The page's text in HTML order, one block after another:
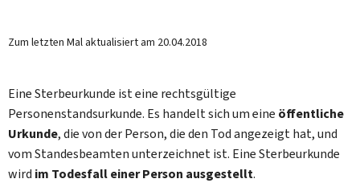
Zum letzten Mal aktualisiert am 20.04.2018
Eine Sterbeurkunde ist eine rechtsgültige
Personenstandsurkunde. Es handelt sich um eine öffentliche
Urkunde, die von der Person, die den Tod angezeigt hat, und
vom Standesbeamten unterzeichnet ist. Eine Sterbeurkunde
wird im Todesfall einer Person ausgestellt.